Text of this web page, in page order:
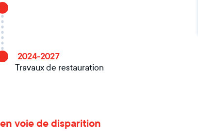
2024-2027
Travaux de restauration
voie de disparition